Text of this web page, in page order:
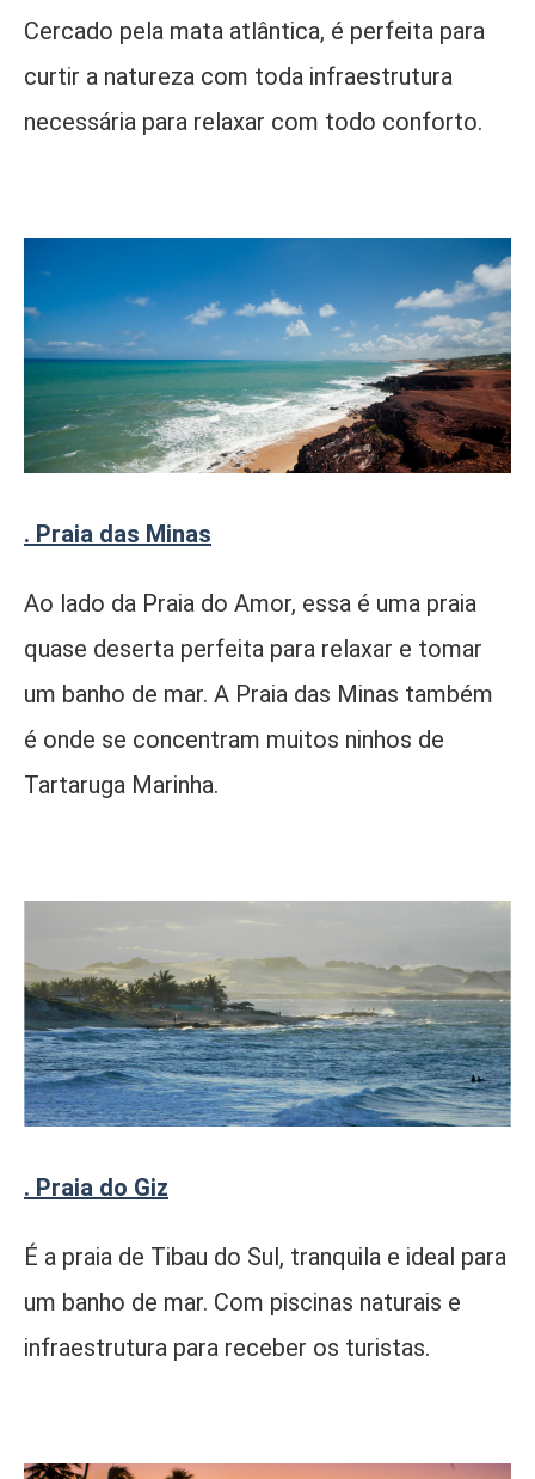
Cercado pela mata atlântica, é perfeita para
curtir a natureza com toda infraestrutura
necessária para relaxar com todo conforto.
. Praia das Minas
Ao lado da Praia do Amor, essa é uma praia
quase deserta perfeita para relaxar e tomar
um banho de mar. A Praia das Minas também
é onde se concentram muitos ninhos de
Tartaruga Marinha.
. Praia do Giz
É a praia de Tibau do Sul, tranquila e ideal para
um banho de mar. Com piscinas naturais e
infraestrutura para receber os turistas.